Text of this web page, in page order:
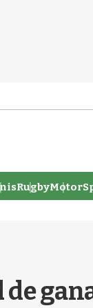
Rugby
de